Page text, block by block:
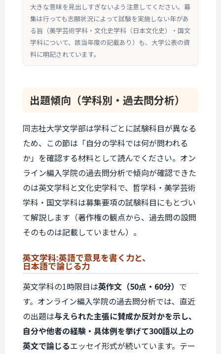
大きな意味を見出しすぎないよう注意してください。募
集は行っても志願状況によって試験を実施しない年があ
る旨（美学芸術学科・文化史学科（日本文化史）・国文
学科について、該当年度の記載あり）も、大学公表の資
料に明記されています。
出題傾向 （学科別・ 過去問分析）
同志社大学文学部は学科ごとに試験科目が異なる
ため、この節は「自分の学科では何が問われる
か」を確認する材料として読んでください。オン
ライン編入学院の過去問分析で傾向が確認できた
のは英文学科と文化史学科で、哲学科・美学芸術
学科・国文学科は募集要項の試験科目にもとづい
て解説します（著作権の観点から、過去問の設問
そのものは記載していません）。
英文学科:英語で意見を書く力と、
日本語で論じる力
英文学科の1時限目は英作文（50点・60分） で
す。オンライン編入学院の過去問分析では、直近
の出題は与えられた主張に賛成か反対かを示し、
自分や他者の経験・具体例を挙げて300語以上の
英文で論じるエッセイ形式が続いています。テー